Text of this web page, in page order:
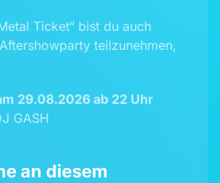
Ticket“ bist du auch
teilzunehmen,
29.08.2026 ab 22 Uhr
GASH
an diesem